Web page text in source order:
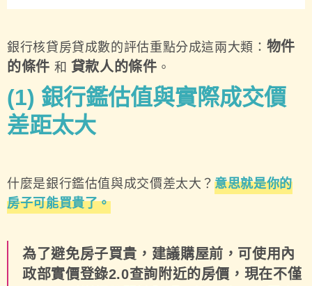
銀行核貸房貸成數的評估重點分成這兩大類： 物件
的條件 和 貸款人的條件 。
(1) 銀行鑑估值與實際成交價
差距太大
什麼是銀行鑑估值與成交價差太大？意思就是你的
房子可能買貴了。
為了避免房子買貴，建議購屋前，可使用內
政部實價登錄2.0查詢附近的房價，現在不僅